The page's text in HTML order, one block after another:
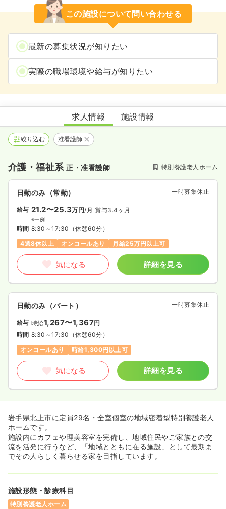
この施設について問い合わせる
最新の募集状況が知りたい
実際の職場環境や給与が知りたい
地域密着型特別養護老人ホームすずの里
求人情報 施設情報
絞り込む 准看護師
介護・福祉系正・准看護師 特別養護老人ホーム
日勤のみ（常勤） 一時募集休止
給与 21.2〜25.3万円/月 賞与3.4ヶ月
※一例
時間 8:30～17:30 （休憩60分）
4週8休以上
オンコールあり 月給25万円以上可
気になる 詳細を見る
日勤のみ（パート） 一時募集休止
給与 時給1,267〜1,367円
時間 8:30～17:30 （休憩60分）
オンコールあり
時給1,300円以上可
気になる 詳細を見る
岩手県北上市に定員29名・全室個室の地域密着型特別養護老人
ホームです。
施設内にカフェや理美容室を完備し、地域住民やご家族との交
流を活発に行うなど、「地域とともに在る施設」として最期ま
でその人らしく暮らせる家を目指しています。
施設形態・診療科目
特別養護老人ホーム